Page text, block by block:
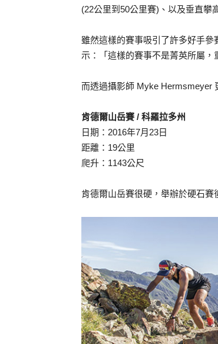
(22公里到50公里賽)、以及垂直攀
雖然這樣的賽事吸引了許多好手
示：「這樣的賽事不是菁英所屬，
而透過攝影師 Myke Hermsmeyer
肯德爾山岳賽 / 科羅拉多州
日期：2016年7月23日
距離：19公里
爬升：1143公尺
肯德爾山岳賽很硬，舉辦於硬石賽